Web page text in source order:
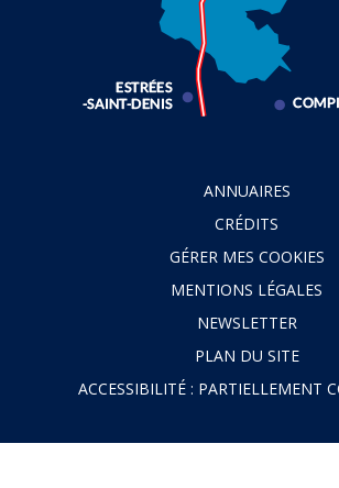
ANNUAIRES
CRÉDITS
GÉRER MES COOKIES
MENTIONS LÉGALES
NEWSLETTER
PLAN DU SITE
ACCESSIBILITÉ : PARTIELLEMENT